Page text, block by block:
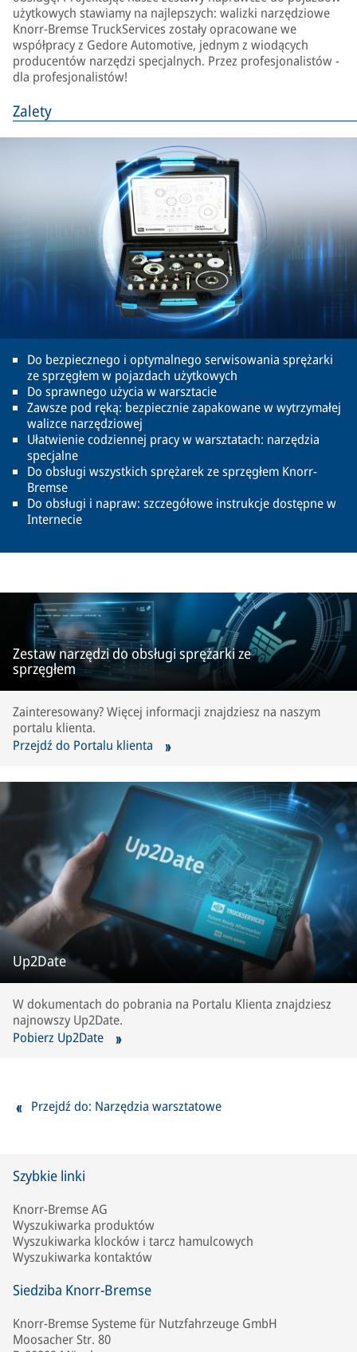
użytkowych stawiamy na najlepszych: walizki narzędziowe
Knorr-Bremse TruckServices zostały opracowane we
współpracy z Gedore Automotive, jednym z wiodących
producentów narzędzi specjalnych. Przez profesjonalistów -
dla profesjonalistów!
Zalety
Do bezpiecznego i optymalnego serwisowania sprężarki
ze sprzęgłem w pojazdach użytkowych
Do sprawnego użycia w warsztacie
Zawsze pod ręką: bezpiecznie zapakowane w wytrzymałej
walizce narzędziowej
Ułatwienie codziennej pracy w warsztatach: narzędzia
specjalne
Do obsługi wszystkich sprężarek ze sprzęgłem Knorr-
Bremse
Do obsługi i napraw: szczegółowe instrukcje dostępne w
Internecie
Zestaw narzędzi do obsługi sprężarki ze
sprzęgłem
Zainteresowany? Więcej informacji znajdziesz na naszym
portalu klienta.
Przejdź do Portalu klienta
Up2Date
W dokumentach do pobrania na Portalu Klienta znajdziesz
najnowszy Up2Date.
Pobierz Up2Date
Przejdź do: Narzędzia warsztatowe
Szybkie linki
Knorr-Bremse AG
Wyszukiwarka produktów
Wyszukiwarka klocków i tarcz hamulcowych
Wyszukiwarka kontaktów
Siedziba Knorr-Bremse
Knorr-Bremse Systeme für Nutzfahrzeuge GmbH
Moosacher Str. 80